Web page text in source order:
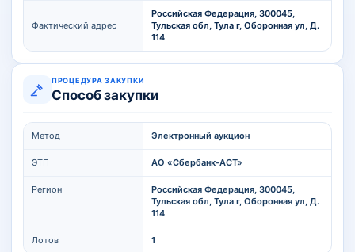
Фактический адрес
Российская Федерация, 300045,
Тульская обл, Тула г, Оборонная ул, Д.
114
ПРОЦЕДУРА ЗАКУПКИ
Способ закупки
Метод Электронный аукцион
ЭТП АО «Сбербанк-АСТ»
Регион
Российская Федерация, 300045,
Тульская обл, Тула г, Оборонная ул, Д.
114
Лотов 1